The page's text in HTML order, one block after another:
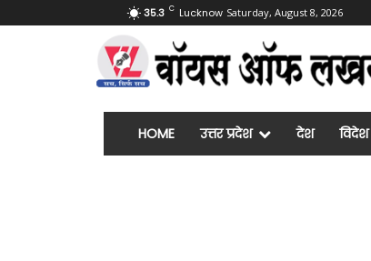
35.3 C Lucknow Saturday, August 8, 2026
HOME उत्तर प्रदेश देश विदेश